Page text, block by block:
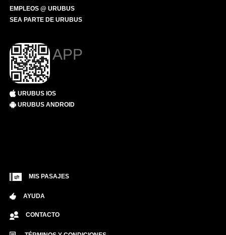
EMPLEOS @ URUBUS
SEA PARTE DE URUBUS
APP
URUBUS IOS
URUBUS ANDROID
MIS PASAJES
AYUDA
CONTACTO